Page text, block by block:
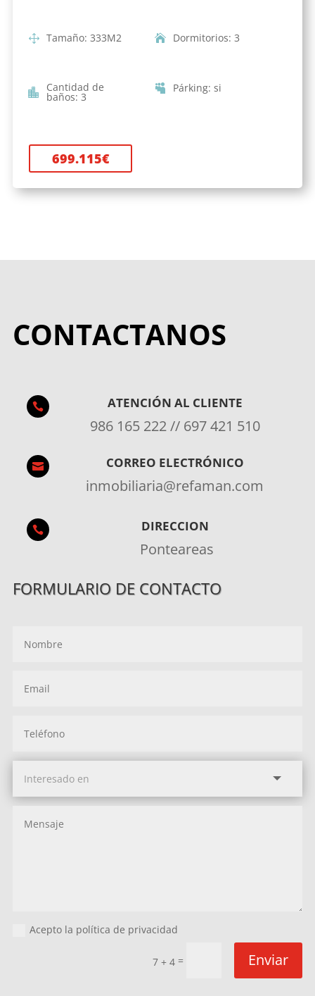
Tamaño: 333M2 Dormitorios: 3
Cantidad de
baños: 3
Párking: si
699.115€
CONTACTANOS
 ATENCIÓN AL CLIENTE
986 165 222 // 697 421 510
 CORREO ELECTRÓNICO
inmobiliaria@refaman.com
 DIRECCION
Ponteareas
FORMULARIO DE CONTACTO
Acepto la política de privacidad
7 + 4 = Enviar